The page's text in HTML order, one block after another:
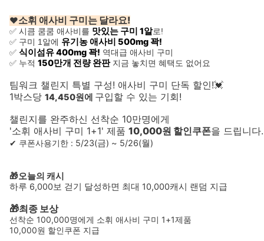
❤소휘 애사비 구미는 달라요!
✅ 시큼 쿰쿰 애사비를 맛있는 구미 1알로!
✅ 구미 1알에 유기농 애사비 500mg 꽉!
✅ 식이섬유 400mg 꽉! 역대급 애사비 구미
✅ 누적 150만개 전량 완판 지금 놓치면 혜택도 없어요
팀워크 챌린지 특별 구성! 애사비 구미 단독 할인!💓
1박스당 14,450원에 구입할 수 있는 기회!
챌린지를 완주하신 선착순 10만명에게
'소휘 애사비 구미 1+1' 제품 10,000원 할인쿠폰을 드립니
✔ 쿠폰사용기한 : 5/23(금) ~ 5/26(월)
🎁오늘의 캐시
하루 6,000보 걷기 달성하면 최대 10,000캐시 랜덤 지급
🎁최종 보상
선착순 100,000명에게 소휘 애사비 구미 1+1제품
10,000원 할인쿠폰 지급